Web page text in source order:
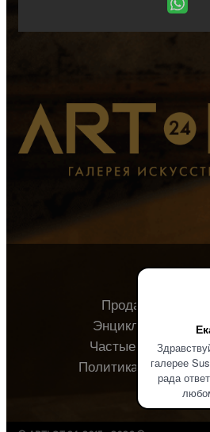
галерее
рада
Продавцу
Энциклопедия
О
Частые вопросы
Политика